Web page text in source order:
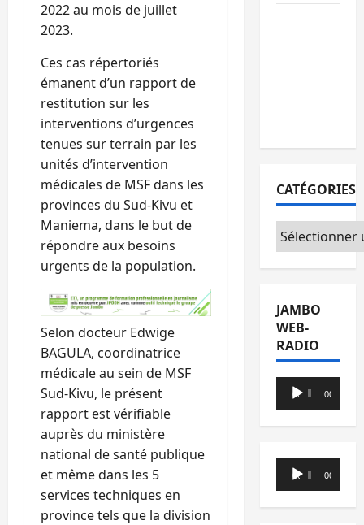
2022 au mois de juillet
2023.
Ces cas répertoriés
émanent d’un rapport de
restitution sur les
interventions d’urgences
tenues sur terrain par les
unités d’intervention
médicales de MSF dans les
provinces du Sud-Kivu et
Maniema, dans le but de
répondre aux besoins
urgents de la population.
Selon docteur Edwige
BAGULA, coordinatrice
médicale au sein de MSF
Sud-Kivu, le présent
rapport est vérifiable
auprès du ministère
national de santé publique
et même dans les 5
services techniques en
province tels que la division
CATÉGORIES
Catégories
JAMBO
WEB-
RADIO
Lecteur
audio
00:00 00:00
Lecteur
audio
00:00 00:00